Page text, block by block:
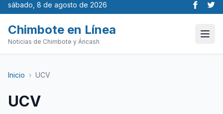
sábado, 8 de agosto de 2026
Chimbote en Línea
Noticias de Chimbote y Áncash
Inicio › UCV
UCV